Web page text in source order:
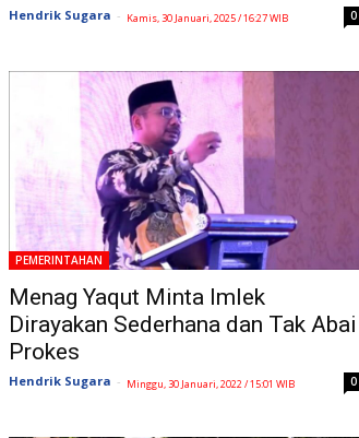
Hendrik Sugara - Kamis, 30 Januari, 2025 / 16:27 WIB 0
PEMERINTAHAN
Menag Yaqut Minta Imlek
Dirayakan Sederhana dan Tak Abai
Prokes
Hendrik Sugara - Minggu, 30 Januari, 2022 / 15:01 WIB 0